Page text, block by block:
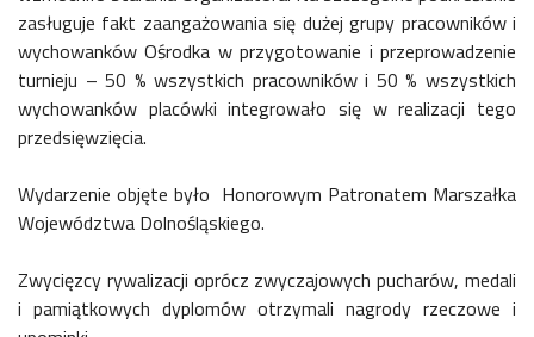
zasługuje fakt zaangażowania się dużej grupy pracowników i
wychowanków Ośrodka w przygotowanie i przeprowadzenie
turnieju – 50 % wszystkich pracowników i 50 % wszystkich
wychowanków placówki integrowało się w realizacji tego
przedsięwzięcia.
Wydarzenie objęte było Honorowym Patronatem Marszałka
Województwa Dolnośląskiego.
Zwycięzcy rywalizacji oprócz zwyczajowych pucharów, medali
i pamiątkowych dyplomów otrzymali nagrody rzeczowe i